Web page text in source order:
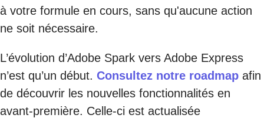
à votre formule en cours, sans qu'aucune action
ne soit nécessaire.
L’évolution d’Adobe Spark vers Adobe Express
n’est qu’un début. Consultez notre roadmap afin
de découvrir les nouvelles fonctionnalités en
avant-première. Celle-ci est actualisée